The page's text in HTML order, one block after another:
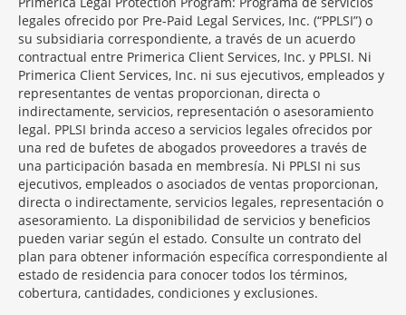
legales ofrecido por Pre-Paid Legal Services, Inc. (“PPLSI”) o
su subsidiaria correspondiente, a través de un acuerdo
contractual entre Primerica Client Services, Inc. y PPLSI. Ni
Primerica Client Services, Inc. ni sus ejecutivos, empleados y
representantes de ventas proporcionan, directa o
indirectamente, servicios, representación o asesoramiento
legal. PPLSI brinda acceso a servicios legales ofrecidos por
una red de bufetes de abogados proveedores a través de
una participación basada en membresía. Ni PPLSI ni sus
ejecutivos, empleados o asociados de ventas proporcionan,
directa o indirectamente, servicios legales, representación o
asesoramiento. La disponibilidad de servicios y beneficios
pueden variar según el estado. Consulte un contrato del
plan para obtener información específica correspondiente al
estado de residencia para conocer todos los términos,
cobertura, cantidades, condiciones y exclusiones.